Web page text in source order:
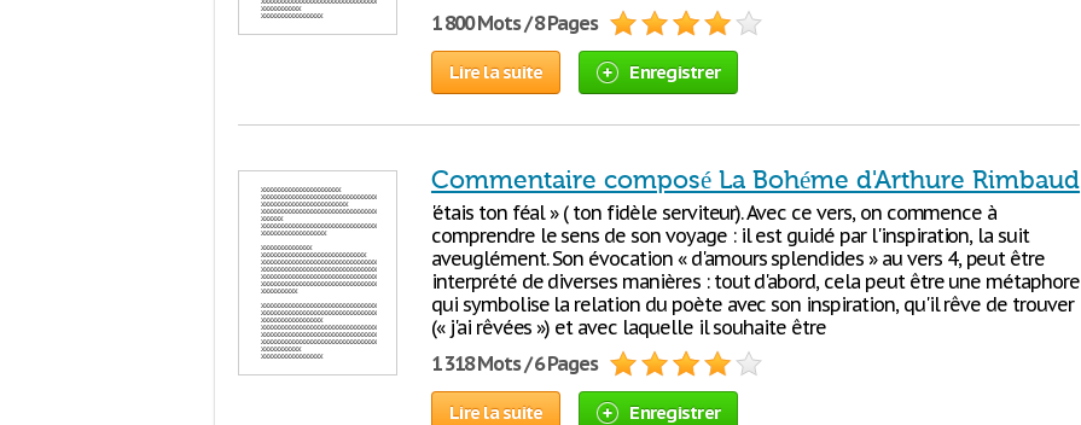
1 800 Mots / 8 Pages
Lire la suite Enregistrer
Commentaire composé La Bohéme d'Arthure Rimbaud
'étais ton féal » ( ton fidèle serviteur). Avec ce vers, on commence à
comprendre le sens de son voyage : il est guidé par l'inspiration, la suit
aveuglément. Son évocation « d'amours splendides » au vers 4, peut être
interprété de diverses manières : tout d'abord, cela peut être une métaphore
qui symbolise la relation du poète avec son inspiration, qu'il rêve de trouver
(« j'ai rêvées ») et avec laquelle il souhaite être
1 318 Mots / 6 Pages
Lire la suite Enregistrer